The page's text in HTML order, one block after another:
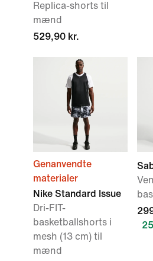
Replica-shorts til
mænd
529,90 kr.
Genanvendte
materialer
Nike Standard Issue
Dri-FIT-
basketballshorts i
mesh (13 cm) til
mænd